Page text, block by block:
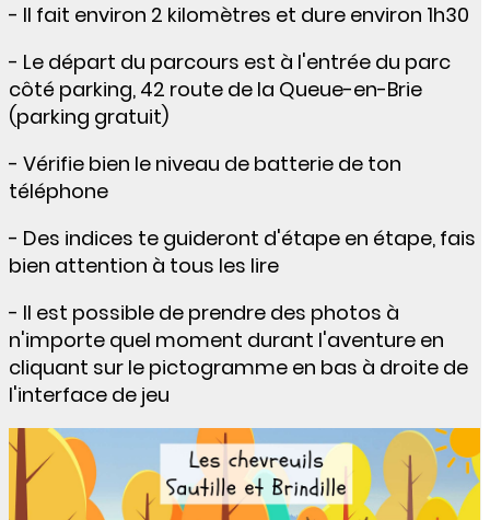
- Il fait environ 2 kilomètres et dure environ 1h30
- Le départ du parcours est à l'entrée du parc
côté parking, 42 route de la Queue-en-Brie
(parking gratuit)
- Vérifie bien le niveau de batterie de ton
téléphone
- Des indices te guideront d'étape en étape, fais
bien attention à tous les lire
- Il est possible de prendre des photos à
n'importe quel moment durant l'aventure en
cliquant sur le pictogramme en bas à droite de
l'interface de jeu